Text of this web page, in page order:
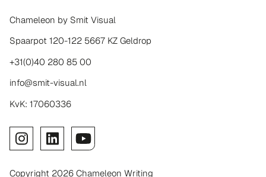
Chameleon by Smit Visual
Spaarpot 120-122 5667 KZ Geldrop
+31(0)40 280 85 00
info@smit-visual.nl
KvK: 17060336
Copyright 2026 Chameleon Writing